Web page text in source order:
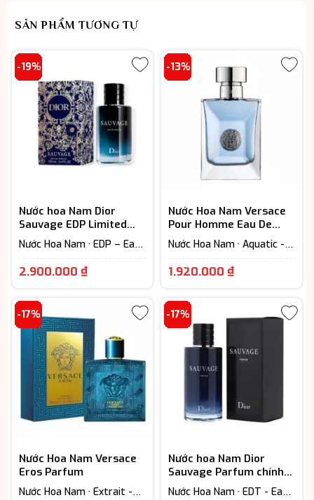
SẢN PHẨM TƯƠNG TỰ
-19%
Nước hoa Nam Dior
Sauvage EDP Limited
Edition Case chính hãng
Nước Hoa Nam · EDP – Eau
7-12h)
2.900.000₫Giá
là:
2.900.000 ₫.
-13%
Nước Hoa Nam Versace
Pour Homme Eau De
Toilette
Nước Hoa Nam · Aquatic -
Eau De Toilette (Lưu hương
1.920.000 ₫Giá
là:
1.920.000 ₫.
-17%
Nước Hoa Nam Versace
Eros Parfum
Nước Hoa Nam · Extrait -
-17%
Nước hoa Nam Dior
Sauvage Parfum chính
hãng
Nước Hoa Nam · EDT - Eau